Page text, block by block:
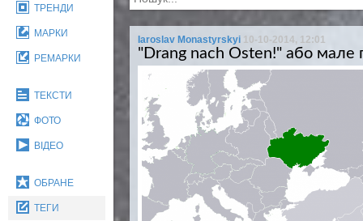
ТРЕНДИ
МАРКИ
РЕМАРКИ
ТЕКСТИ
ФОТО
ВІДЕО
ОБРАНЕ
ТЕГИ
Iaroslav Monastyrskyi 10-10-2014, 12:01
"Drang nach Osten!" або мале